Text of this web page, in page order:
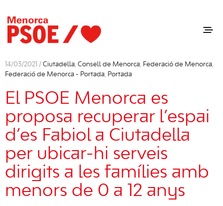
14/03/2021 / Ciutadella, Consell de Menorca, Federació de Menorca,
Federació de Menorca - Portada, Portada
El PSOE Menorca es
proposa recuperar l’espai
d’es Fabiol a Ciutadella
per ubicar-hi serveis
dirigits a les famílies amb
menors de 0 a 12 anys